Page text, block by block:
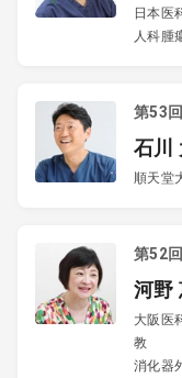
日本医
人科腫
第53回
石川
順天堂
第52回
河野
大阪医
教
消化器